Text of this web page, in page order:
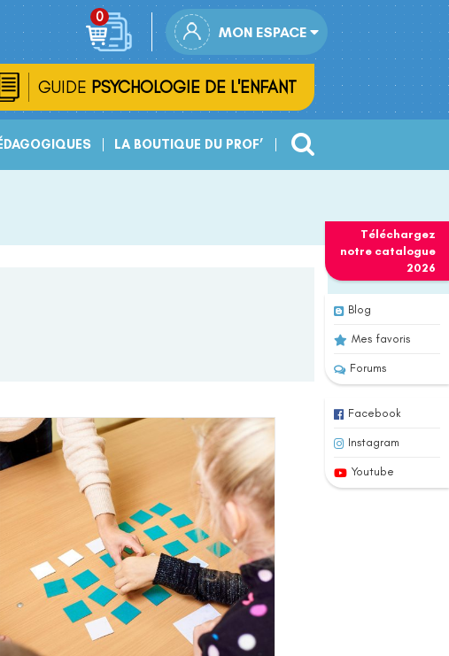
Téléchargez
notre catalogue
2026
Blog
Mes favoris
Forums
Facebook
Instagram
Youtube
MON ESPACE
GUIDE PSYCHOLOGIE DE L'ENFANT
LA BOUTIQUE DU PROF’